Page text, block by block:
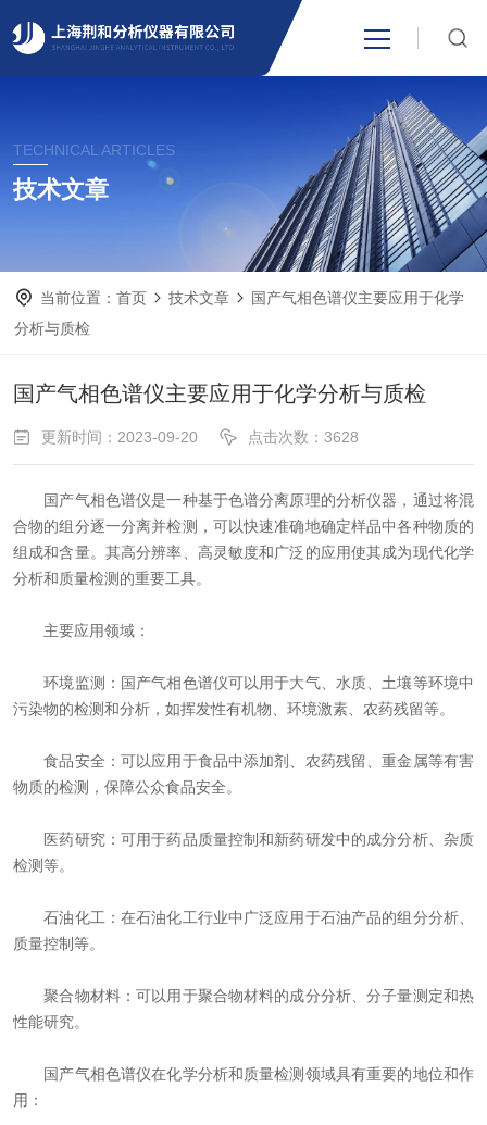
关于我们
新闻资讯
视频中心
资料下载
TECHNICAL ARTICLES
技术文章
当前位置：首页 技术文章
国产气相色谱仪主要应用于化学
分析与质检
国产气相色谱仪主要应用于化学分析与质检
更新时间：2023-09-20 点击次数：3628
国产气相色谱仪是一种基于色谱分离原理的分析仪器，通过将混
合物的组分逐一分离并检测，可以快速准确地确定样品中各种物质的
组成和含量。其高分辨率、高灵敏度和广泛的应用使其成为现代化学
分析和质量检测的重要工具。
主要应用领域：
环境监测：国产气相色谱仪可以用于大气、水质、土壤等环境中
污染物的检测和分析，如挥发性有机物、环境激素、农药残留等。
食品安全：可以应用于食品中添加剂、农药残留、重金属等有害
物质的检测，保障公众食品安全。
医药研究：可用于药品质量控制和新药研发中的成分分析、杂质
检测等。
石油化工：在石油化工行业中广泛应用于石油产品的组分分析、
质量控制等。
聚合物材料：可以用于聚合物材料的成分分析、分子量测定和热
性能研究。
国产气相色谱仪在化学分析和质量检测领域具有重要的地位和作
用：